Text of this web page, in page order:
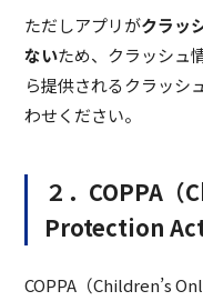
ただしアプリがクラッ
ないため、クラッシュ
ら提供されるクラッシ
わせください。
２．COPPA
Protection Act
COPPA（Children’s